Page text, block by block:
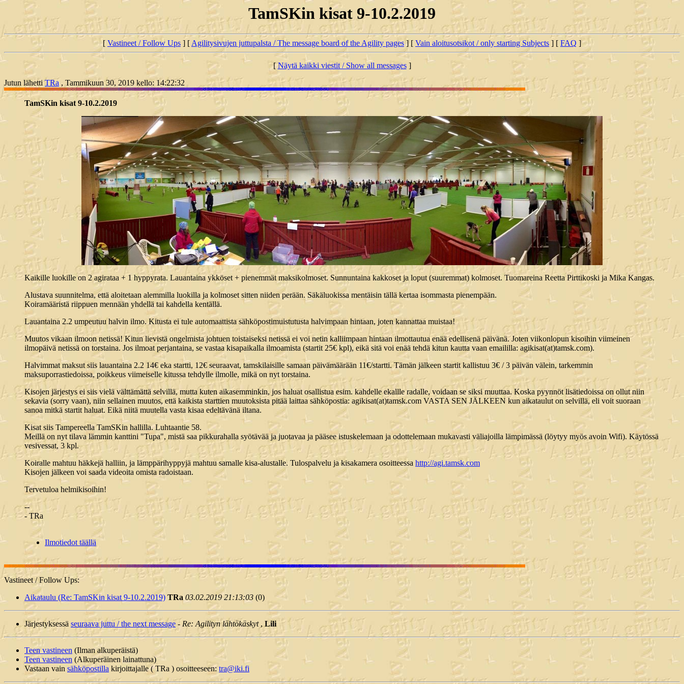
TamSKin kisat 9-10.2.2019
[ Vastineet / Follow Ups ] [Agilitysivujen juttupalsta / The message board of the Agility pages] [ Vain aloitusotsikot / only starting Subjects ] [ FAQ ]
[Näytä kaikki viestit / Show all messages]
Jutun lähettiTRa , Tammikuun 30, 2019 kello: 14:22:32
TamSKin kisat 9-10.2.2019
Kaikille luokille on 2 agirataa + 1 hyppyrata. Lauantaina ykköset + pienemmät maksikolmoset. Sunnuntaina kakkoset ja loput (suuremmat) kolmoset. Tuomareina Reetta Pirttikoski ja Mika Kangas.
Alustava suunnitelma, että aloitetaan alemmilla luokilla ja kolmoset sitten niiden perään. Säkäluokissa mentäisin tällä kertaa isommasta pienempään.
Koiramääristä riippuen mennään yhdellä tai kahdella kentällä.
Lauantaina 2.2 umpeutuu halvin ilmo. Kitusta ei tule automaattista sähköpostimuistutusta halvimpaan hintaan, joten kannattaa muistaa!
Muutos vikaan ilmoon netissä! Kitun lievistä ongelmista johtuen toistaiseksi netissä ei voi netin kalliimpaan hintaan ilmottautua enää edellisenä päivänä. Joten viikonlopun kisoihin viimeinen
ilmopäivä netissä on torstaina. Jos ilmoat perjantaina, se vastaa kisapaikalla ilmoamista (startit 25€ kpl), eikä sitä voi enää tehdä kitun kautta vaan emaililla: agikisat(at)tamsk.com).
Halvimmat maksut siis lauantaina 2.2 14€ eka startti, 12€ seuraavat, tamskilaisille samaan päivämäärään 11€/startti. Tämän jälkeen startit kallistuu 3€ / 3 päivän välein, tarkemmin
maksuporrastiedoissa, poikkeus viimeiselle kitussa tehdylle ilmolle, mikä on nyt torstaina.
Kisojen järjestys ei siis vielä välttämättä selvillä, mutta kuten aikasemminkin, jos haluat osallistua esim. kahdelle ekallle radalle, voidaan se siksi muuttaa. Koska pyynnöt lisätiedoissa on ollut niin
sekavia (sorry vaan), niin sellainen muutos, että kaikista starttien muutoksista pitää laittaa sähköpostia: agikisat(at)tamsk.com VASTA SEN JÄLKEEN kun aikataulut on selvillä, eli voit suoraan
sanoa mitkä startit haluat. Eikä niitä muutella vasta kisaa edeltävänä iltana.
Kisat siis Tampereella TamSKin hallilla. Luhtaantie 58.
Meillä on nyt tilava lämmin kanttini "Tupa", mistä saa pikkurahalla syötävää ja juotavaa ja pääsee istuskelemaan ja odottelemaan mukavasti väliajoilla lämpimässä (löytyy myös avoin Wifi). Käytössä
vesivessat, 3 kpl.
Koiralle mahtuu häkkejä halliin, ja lämppärihyppyjä mahtuu samalle kisa-alustalle. Tulospalvelu ja kisakamera osoitteessa http://agi.tamsk.com
Kisojen jälkeen voi saada videoita omista radoistaan.
Tervetuloa helmikisoihin!
--
- TRa
Ilmotiedot täällä
Vastineet / Follow Ups:
Aikataulu (Re: TamSKin kisat 9-10.2.2019) TRa 03.02.2019 21:13:03 (0)
Järjestyksessä seuraava juttu / the next message - Re: Agilityn lähtökäskyt, Lili
Teen vastineen (Ilman alkuperäistä)
Teen vastineen (Alkuperäinen lainattuna)
Vastaan vain sähköpostilla kirjoittajalle ( TRa ) osoitteeseen: tra@iki.fi